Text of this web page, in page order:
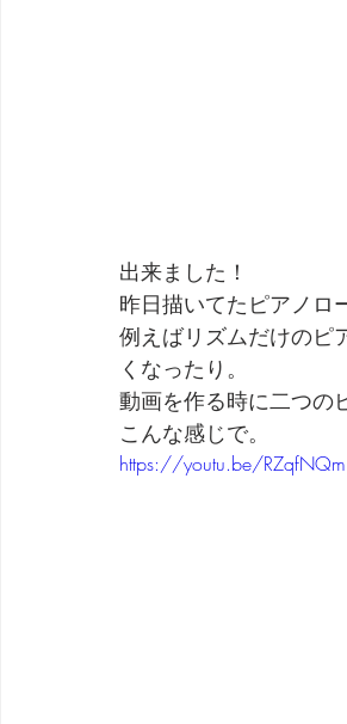
出来ました！
昨日描いてたピアノロ
例えばリズムだけのピ
くなったり。
動画を作る時に二つの
こんな感じで。
https://youtu.be/